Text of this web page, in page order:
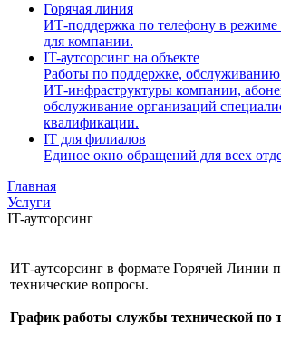
Горячая линия
ИТ-поддержка по телефону в режиме
для компании.
IT-аутсорсинг на объекте
Работы по поддержке,
ИТ-инфраструктуры компании,
обслуживание организаций
квалификации.
IT для филиалов
Единое окно обращений для всех
Главная
Услуги
IT-аутсорсинг
ИТ-аутсорсинг в формате Горячей Линии
технические вопросы.
График работы службы технической по